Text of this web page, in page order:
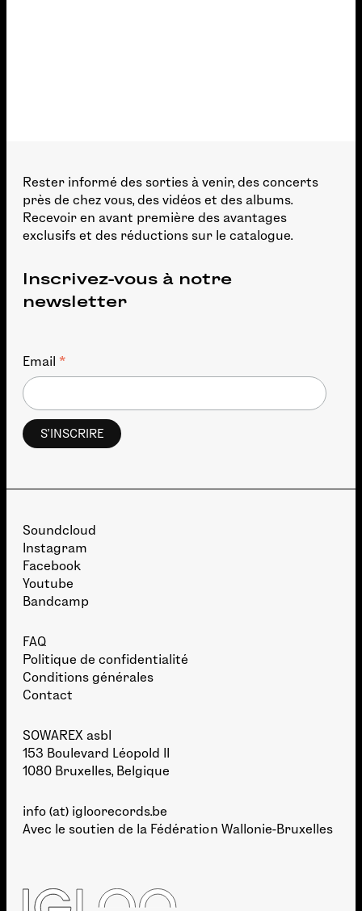
Rester informé des sorties à venir, des concerts
près de chez vous, des vidéos et des albums.
Recevoir en avant première des avantages
exclusifs et des réductions sur le catalogue.
Inscrivez-vous à notre
newsletter
Email *
Soundcloud
Instagram
Facebook
Youtube
Bandcamp
FAQ
Politique de confidentialité
Conditions générales
Contact
SOWAREX asbl
153 Boulevard Léopold II
1080 Bruxelles, Belgique
info (at) igloorecords.be
Avec le soutien de la Fédération Wallonie-Bruxelles